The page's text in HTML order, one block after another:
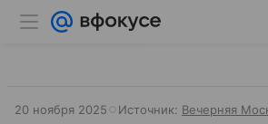
20 ноября 2025 Источник: Вечерняя